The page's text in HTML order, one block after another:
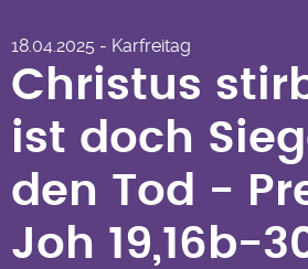
ist doch
den Tod -
Joh 19,16b-
Andreas
18.04.2025 - Karfreitag
Christus
ist doch
den Tod -
Joh 19,16b-